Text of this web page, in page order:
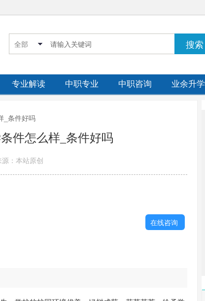
专业解读 中职专业 中职咨询 业余升学
_条件好吗
件怎么样_条件好吗
源：本站原创
在线咨询